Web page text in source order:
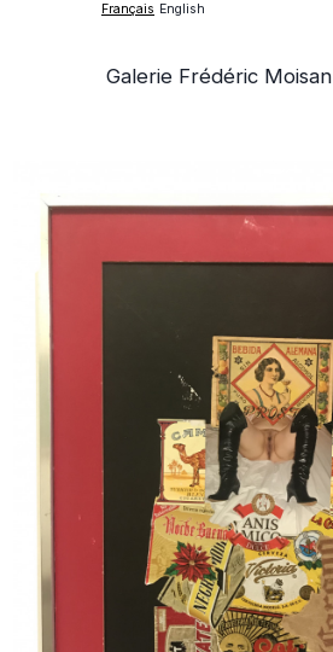
Français English
Galerie Frédéric Moisan